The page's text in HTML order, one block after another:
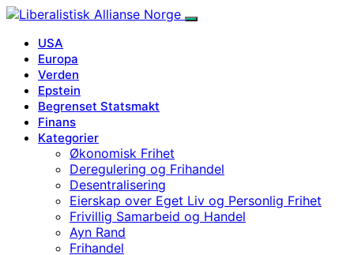
USA
Europa
Verden
Epstein
Begrenset Statsmakt
Finans
Kategorier
Økonomisk Frihet
Deregulering og Frihandel
Desentralisering
Eierskap over Eget Liv og Personlig Frihet
Frivillig Samarbeid og Handel
Ayn Rand
Frihandel